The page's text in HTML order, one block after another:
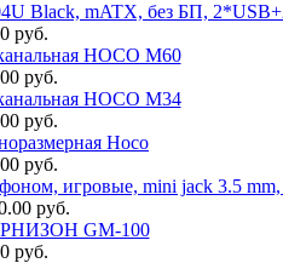
Black, mATX, без БП,
руб.
HOCO M60
руб.
HOCO M34
руб.
Hoco
руб.
игровые, mini jack 3.5
руб.
GM-100
руб.